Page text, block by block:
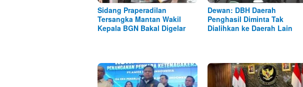
Sidang Praperadilan
Tersangka Mantan Wakil
Kepala BGN Bakal Digelar
Dewan: DBH Daerah
Penghasil Diminta Tak
Dialihkan ke Daerah Lain